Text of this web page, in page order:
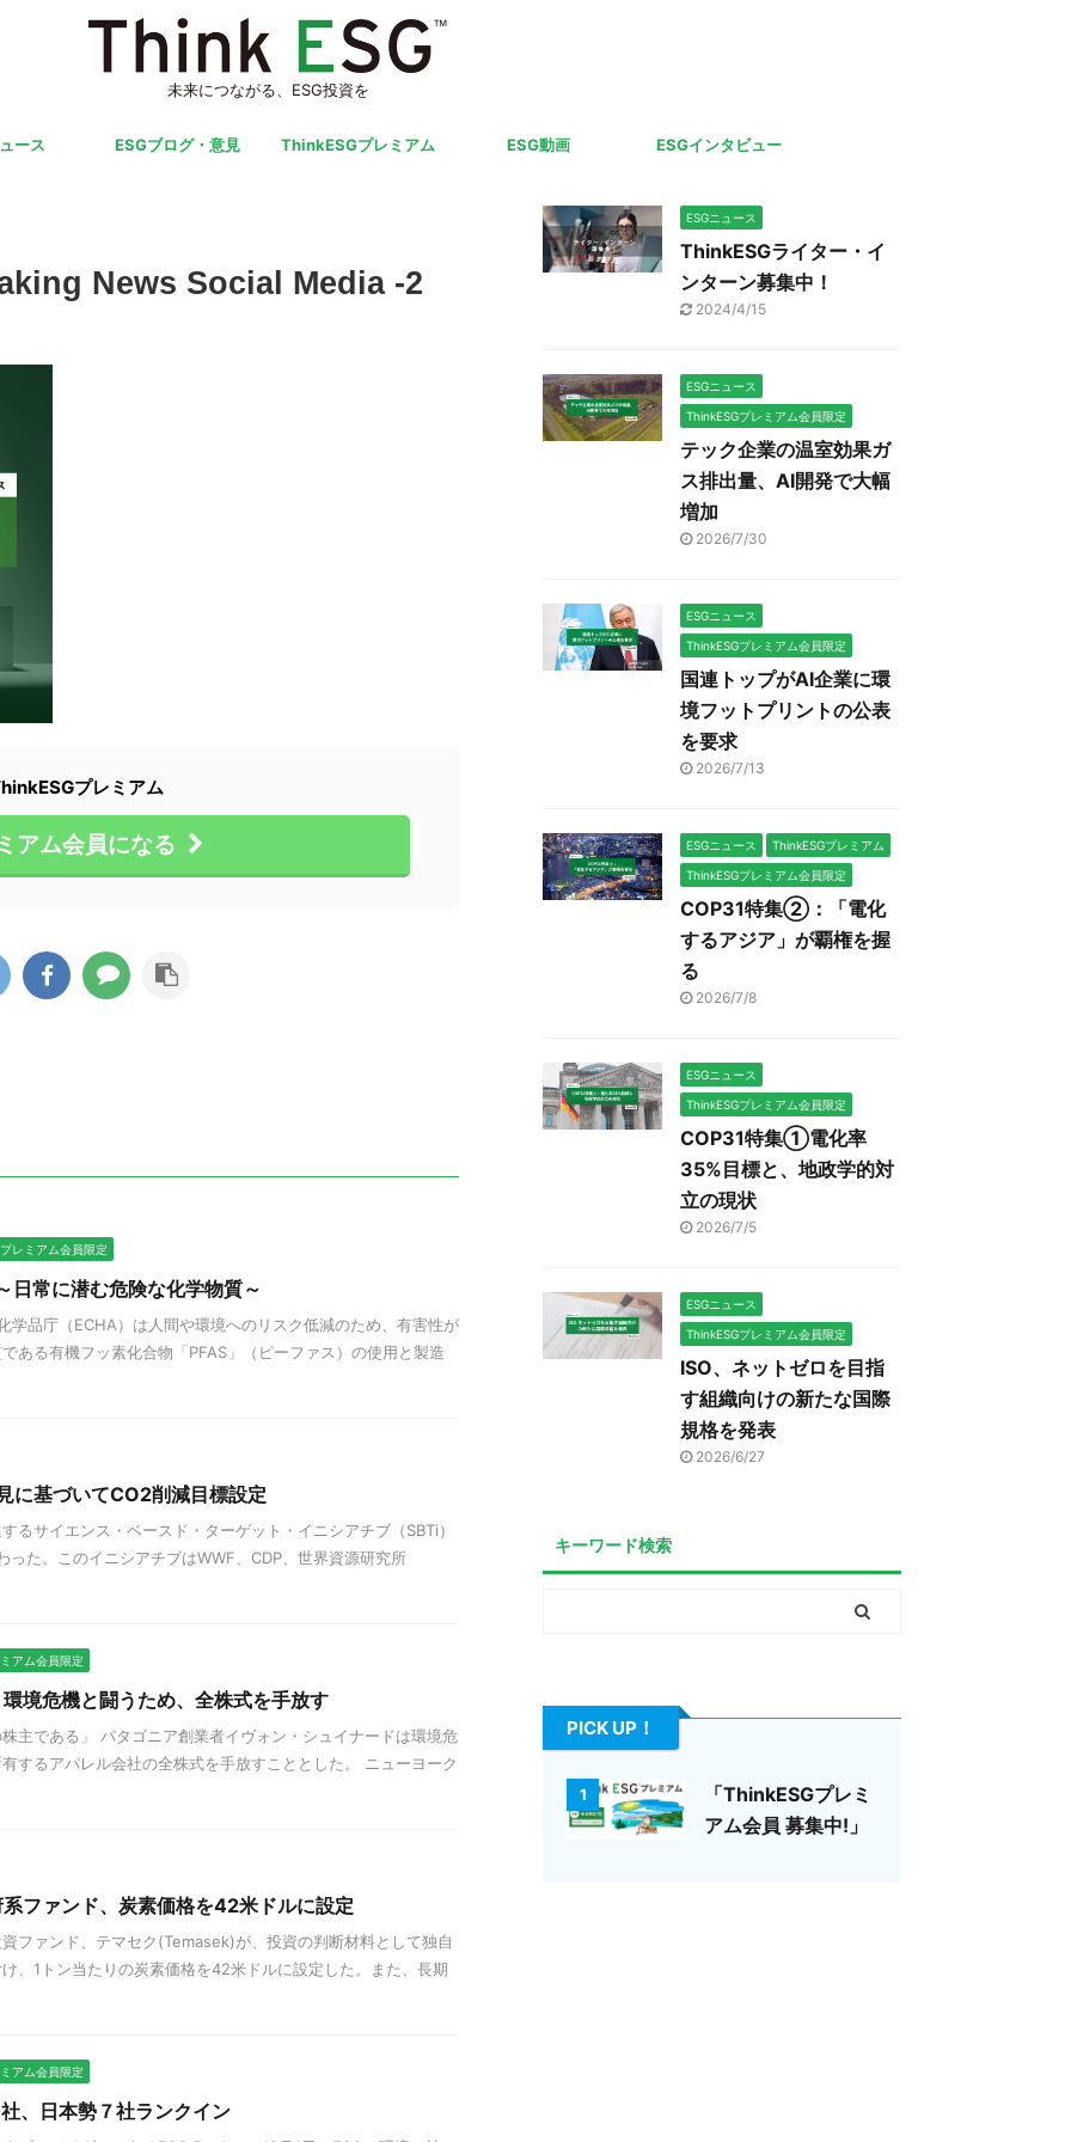
未来につながる、ESG投資を
ース ESGブログ・意見 ThinkESGプレミアム ESG動画 ESGインタビュー
News Social Media -2
プレミアム
アム会員になる
レミアム会員限定
日常に潜む危険な化学物質～
学品庁（ECHA）は人間や環境へのリスク低減のため、有害性が
ある有機フッ素化合物「PFAS」（ピーファス）の使用と製造
に基づいてCO2削減目標設定
るサイエンス・ベースド・ターゲット・イニシアチブ（SBTi）
った。このイニシアチブはWWF、CDP、世界資源研究所
アム会員限定
境危機と闘うため、全株式を手放す
主である」 パタゴニア創業者イヴォン・シュイナードは環境危
するアパレル会社の全株式を手放すこととした。 ニューヨーク
ファンド、炭素価格を42米ドルに設定
ファンド、テマセク(Temasek)が、投資の判断材料として独自
、1トン当たりの炭素価格を42米ドルに設定した。また、長期
アム会員限定
、日本勢７社ランクイン
ESGニュース
ThinkESGライター・イ
ンターン募集中！
2024/4/15
ESGニュース
ThinkESGプレミアム会員限定
テック企業の温室効果ガ
ス排出量、AI開発で大幅
増加
2026/7/30
ESGニュース
ThinkESGプレミアム会員限定
国連トップがAI企業に環
境フットプリントの公表
を要求
2026/7/13
ESGニュース ThinkESGプレミアム
ThinkESGプレミアム会員限定
COP31特集②：「電化
するアジア」が覇権を握
る
2026/7/8
ESGニュース
ThinkESGプレミアム会員限定
COP31特集①電化率
35%目標と、地政学的対
立の現状
2026/7/5
ESGニュース
ThinkESGプレミアム会員限定
ISO、ネットゼロを目指
す組織向けの新たな国際
規格を発表
2026/6/27
キーワード検索
PICK UP！
1
「ThinkESGプレミ
アム会員 募集中!」